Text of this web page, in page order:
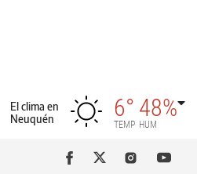
El clima en
Neuquén
6°
TEMP
48%
HUM